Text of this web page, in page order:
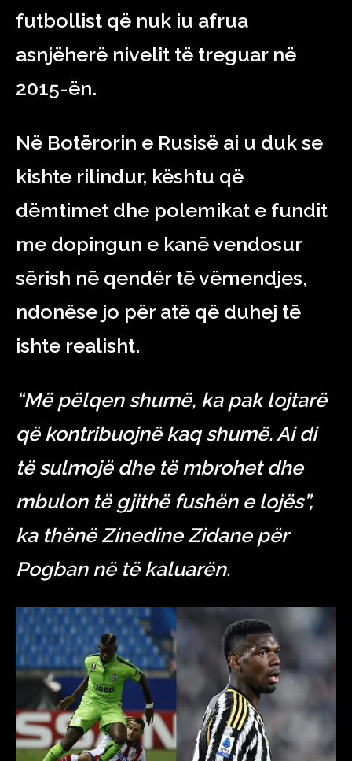
futbollist që nuk iu afrua
asnjëherë nivelit të treguar në
2015-ën.
Në Botërorin e Rusisë ai u duk se
kishte rilindur, kështu që
dëmtimet dhe polemikat e fundit
me dopingun e kanë vendosur
sërish në qendër të vëmendjes,
ndonëse jo për atë që duhej të
ishte realisht.
“Më pëlqen shumë, ka pak lojtarë
që kontribuojnë kaq shumë. Ai di
të sulmojë dhe të mbrohet dhe
mbulon të gjithë fushën e lojës”,
ka thënë Zinedine Zidane për
Pogban në të kaluarën.